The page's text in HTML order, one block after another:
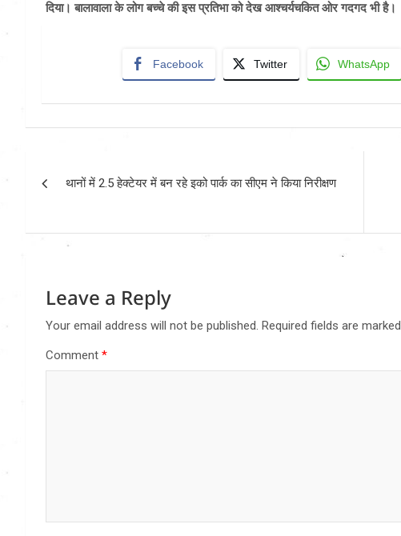
दिया। बालावाला के लोग बच्चे की इस प्रतिभा को देख आश्चर्यचकित ओर गदगद भी है।
Facebook Twitter WhatsApp
navigation
थानों में 2.5 हेक्टेयर में बन रहे इको पार्क का सीएम ने किया निरीक्षण
Leave a Reply
Your email address will not be published. Required fields are marked
Comment *